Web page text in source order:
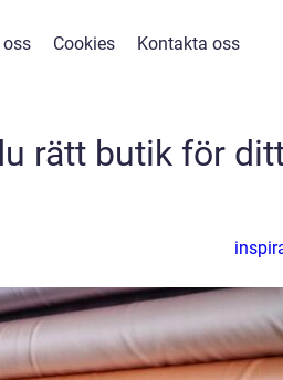
oss Cookies Kontakta oss
rätt butik för